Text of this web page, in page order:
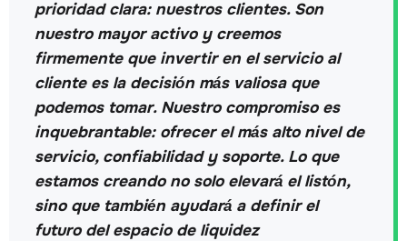
prioridad clara: nuestros clientes. Son
nuestro mayor activo y creemos
firmemente que invertir en el servicio al
cliente es la decisión más valiosa que
podemos tomar. Nuestro compromiso es
inquebrantable: ofrecer el más alto nivel de
servicio, confiabilidad y soporte. Lo que
estamos creando no solo elevará el listón,
sino que también ayudará a definir el
futuro del espacio de liquidez